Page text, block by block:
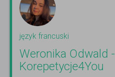
język francuski
Weronika Odwald -
Korepetycje4You